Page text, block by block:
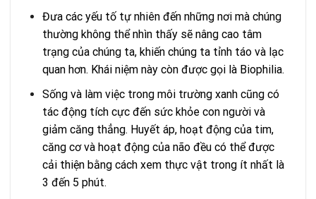
Đưa các yếu tố tự nhiên đến những nơi mà chúng
thường không thể nhìn thấy sẽ nâng cao tâm
trạng của chúng ta, khiến chúng ta tỉnh táo và lạc
quan hơn. Khái niệm này còn được gọi là Biophilia.
Sống và làm việc trong môi trường xanh cũng có
tác động tích cực đến sức khỏe con người và
giảm căng thẳng. Huyết áp, hoạt động của tim,
căng cơ và hoạt động của não đều có thể được
cải thiện bằng cách xem thực vật trong ít nhất là
3 đến 5 phút.